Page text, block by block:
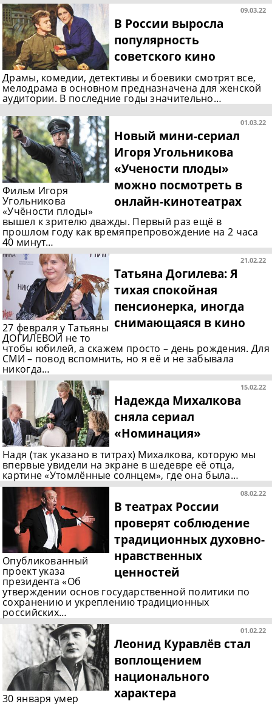
09.03.22
В России выросла
популярность
советского кино
Драмы, комедии, детективы и боевики смотрят все,
мелодрама в основном предназначена для женской
аудитории. В последние годы значительно…
01.03.22
Новый мини-сериал
Игоря Угольникова
«Учености плоды»
можно посмотреть в
онлайн-кинотеатрах
Фильм Игоря
Угольникова
«Учёности плоды»
вышел к зрителю дважды. Первый раз ещё в
прошлом году как времяпрепровождение на 2 часа
40 минут…
21.02.22
Татьяна Догилева: Я
тихая спокойная
пенсионерка, иногда
снимающаяся в кино
27 февраля у Татьяны
ДОГИЛЕВОЙ не то
чтобы юбилей, а скажем просто – день рождения. Для
СМИ – повод вспомнить, но я её и не забывала
никогда…
15.02.22
Надежда Михалкова
сняла сериал
«Номинация»
Надя (так указано в титрах) Михалкова, которую мы
впервые увидели на экране в шедевре её отца,
картине «Утомлённые солнцем», где она была…
08.02.22
В театрах России
проверят соблюдение
традиционных духовно-
нравственных
ценностей
Опубликованный
проект указа
президента «Об
утверждении основ государственной политики по
сохранению и укреплению традиционных
российских…
01.02.22
Леонид Куравлёв стал
воплощением
национального
характера
30 января умер